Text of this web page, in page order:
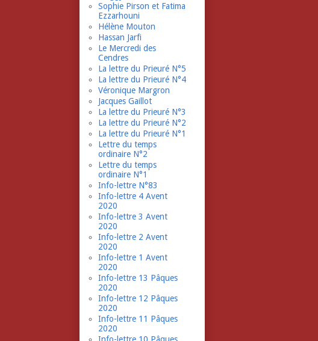
Sophie Pirson et Fatima
Ezzarhouni
Hélène Mouton
Hassan Jarfi
Le Mercredi des
Cendres
La lettre du Prieuré N°5
La lettre du Prieuré N°4
Véronique Margron
Jacques Gaillot
La lettre du Prieuré N°3
La lettre du Prieuré N°2
La lettre du Prieuré N°1
Lettre du temps
ordinaire N°2
Lettre du temps
ordinaire N°1
Info-lettre N°83
Info-lettre 4 Avent
2020
Info-lettre 3 Avent
2020
Info-lettre 2 Avent
2020
Info-lettre 1 Avent
2020
Info-lettre 13 Pâques
2020
Info-lettre 12 Pâques
2020
Info-lettre 11 Pâques
2020